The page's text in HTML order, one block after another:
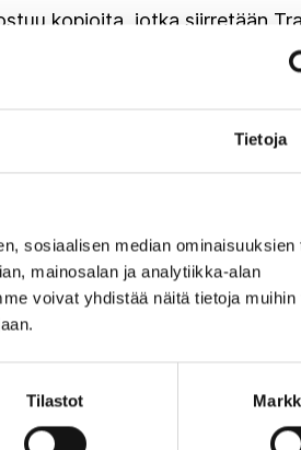
Tietoja
sosiaalisen median ominaisuuksien
mainosalan ja analytiikka-alan
voivat yhdistää näitä tietoja muihin
Tilastot
kopioita, jotka siirretään
erittäin vaativaa työtä.
kokonaan uudenlaisia
ja verkoston
keskitetyssä palvelussa
erillisinä. Kunnat taas
Kuntien tarve ja
sijaintitietojen